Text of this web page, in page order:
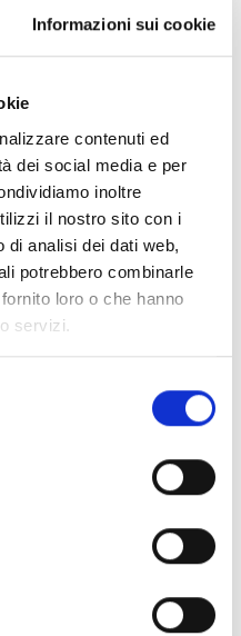
Informazioni sui cookie
contenuti ed
dei social media e per
inoltre
il nostro sito con i
di analisi dei dati web,
potrebbero combinarle
loro o che hanno
servizi.
grattugiata
della dolcezza delle
südtirol.info